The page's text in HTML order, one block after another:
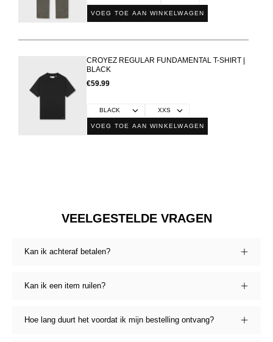
VOEG TOE AAN WINKELWAGEN
CROYEZ REGULAR FUNDAMENTAL T-SHIRT |
BLACK
€59.99
VOEG TOE AAN WINKELWAGEN
VEELGESTELDE VRAGEN
Kan ik achteraf betalen?
Kan ik een item ruilen?
Hoe lang duurt het voordat ik mijn bestelling ontvang?